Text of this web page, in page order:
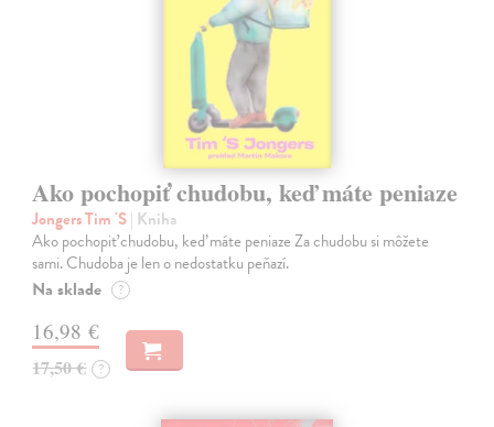
Ako pochopiť chudobu, keď máte peniaze
Jongers Tim 'S| Kniha
Ako pochopiť chudobu, keď máte peniaze Za chudobu si môžete
sami. Chudoba je len o nedostatku peňazí.
Na sklade ?
16,98 €
17,50 € ?